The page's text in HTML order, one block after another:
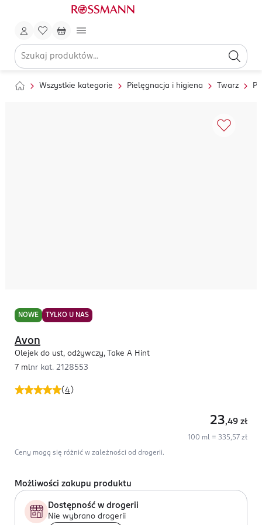
Wszystkie kategorie Pielęgnacja i higiena Twarz
NOWE TYLKO U NAS
(4 )
Avon
Olejek do ust, odżywczy, Take A Hint
7 mlnr kat. 2128553
23,49 zł
100 ml = 335,57 zł
Ceny mogą się różnić w zależności od drogerii.
Możliwości zakupu produktu
Dostępność w drogerii
Nie wybrano drogerii